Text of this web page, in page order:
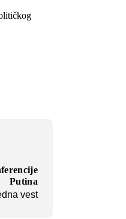
Putina
vest